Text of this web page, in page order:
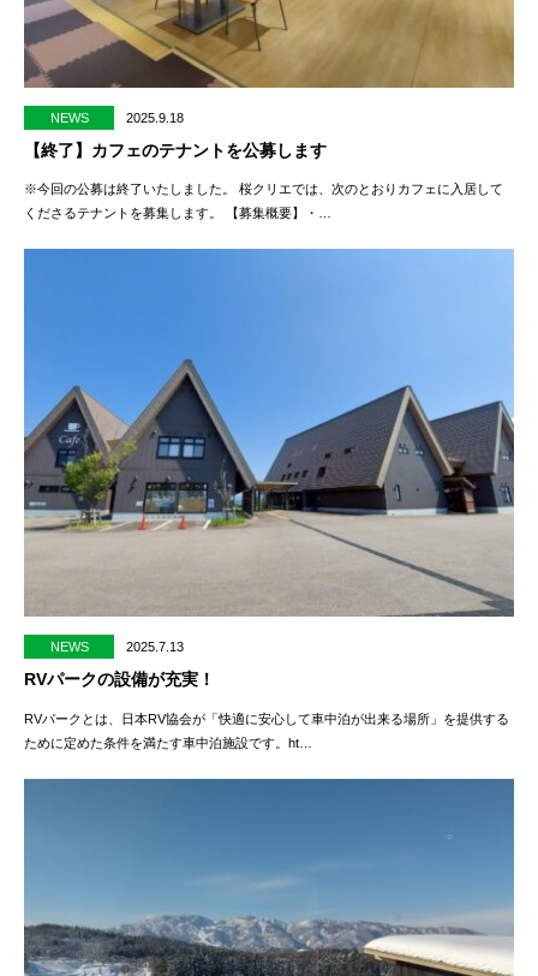
NEWS 2025.9.18
【終了】カフェのテナントを公募します
※今回の公募は終了いたしました。 桜クリエでは、次のとおりカフェに入居して
くださるテナントを募集します。 【募集概要】・…
NEWS 2025.7.13
RVパークの設備が充実！
RVパークとは、日本RV協会が「快適に安心して車中泊が出来る場所」を提供する
ために定めた条件を満たす車中泊施設です。ht…